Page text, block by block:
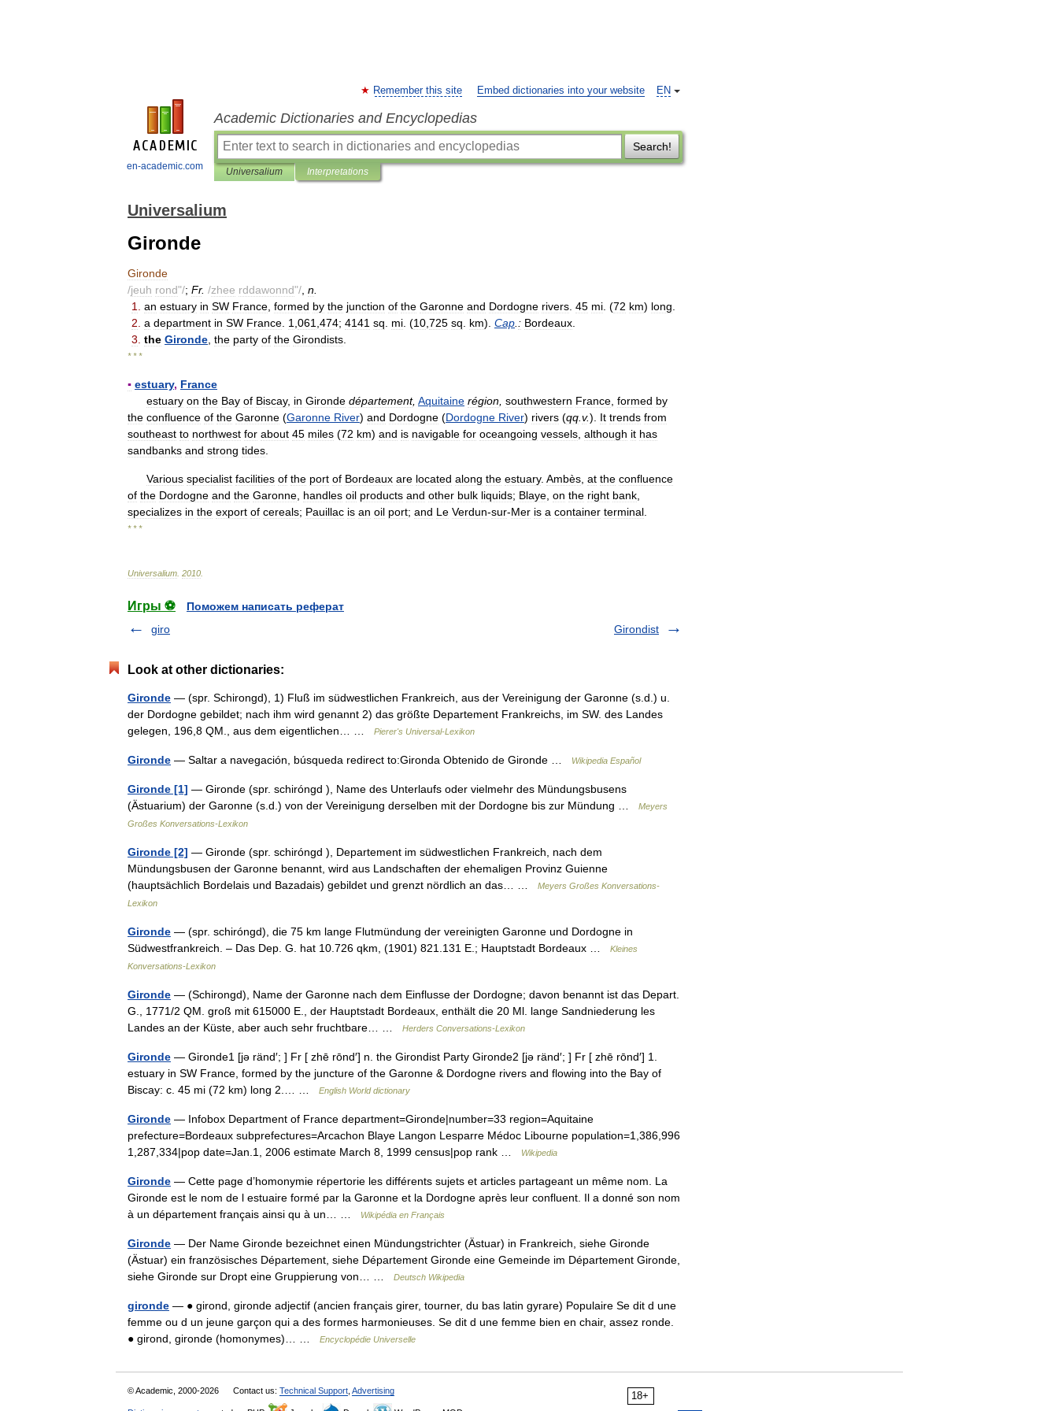
en-academic.com
EN
Remember this site Embed dictionaries into your website
Academic Dictionaries and Encyclopedias
Search!
Universalium Interpretations
Universalium
Gironde
Gironde
/jeuh rond"/; Fr. /zhee rddawonnd"/ n
1
an estuary in SW France formed by the junction of the Garonne and Dordogne rivers 45 mi . (72 km) long
2 a department in SW France 1 061 474; 4141 sq mi . (10 725 sq km). Cap : Bordeaux
3 the Gironde the party of the Girondists
* * *
▪ estuary, France
estuary on the Bay of Biscay, in Gironde département, Aquitaine région southwestern France formed by
the confluence of the Garonne (Garonne River) and Dordogne (Dordogne River) rivers (qq v.). It trends from
southeast to northwest for about 45 miles (72 km) and is navigable for oceangoing vessels although it has
sandbanks and strong tides
Various specialist facilities of the port of Bordeaux are located along the estuary. Ambès at the confluence
of the Dordogne and the Garonne handles oil products and other bulk liquids; Blaye on the right bank
specializes in the export of cereals; Pauillac is an oil port; and Le Verdun-sur-Mer is a container terminal
* * *
Universalium 2010
Игры ⚽
Поможем написать реферат
giro
Girondist
Look at other dictionaries:
Gironde — (spr. Schirongd), 1) Fluß im südwestlichen Frankreich, aus der Vereinigung der Garonne (s.d.) u.
der Dordogne gebildet; nach ihm wird genannt 2) das größte Departement Frankreichs, im SW. des Landes
gelegen, 196,8 QM., aus dem eigentlichen… …
Pierer's Universal-Lexikon
Gironde — Saltar a navegación, búsqueda redirect to:Gironda Obtenido de Gironde … Wikipedia Español
Gironde [1] — Gironde (spr. schiróngd ), Name des Unterlaufs oder vielmehr des Mündungsbusens
(Ästuarium) der Garonne (s.d.) von der Vereinigung derselben mit der Dordogne bis zur Mündung …
Meyers
Großes Konversations-Lexikon
Gironde [2] — Gironde (spr. schiróngd ), Departement im südwestlichen Frankreich, nach dem
Mündungsbusen der Garonne benannt, wird aus Landschaften der ehemaligen Provinz Guienne
(hauptsächlich Bordelais und Bazadais) gebildet und grenzt nördlich an das… …
Meyers Großes Konversations-
Lexikon
Gironde — (spr. schiróngd), die 75 km lange Flutmündung der vereinigten Garonne und Dordogne in
Südwestfrankreich. – Das Dep. G. hat 10.726 qkm, (1901) 821.131 E.; Hauptstadt Bordeaux …
Kleines
Konversations-Lexikon
Gironde — (Schirongd), Name der Garonne nach dem Einflusse der Dordogne; davon benannt ist das Depart.
G., 1771/2 QM. groß mit 615000 E., der Hauptstadt Bordeaux, enthält die 20 Ml. lange Sandniederung les
Landes an der Küste, aber auch sehr fruchtbare… …
Herders Conversations-Lexikon
Gironde — Gironde1 [jə ränd′; ] Fr [ zhē rōnd′] n. the Girondist Party Gironde2 [jə ränd′; ] Fr [ zhē rōnd′] 1.
estuary in SW France, formed by the juncture of the Garonne & Dordogne rivers and flowing into the Bay of
Biscay: c. 45 mi (72 km) long 2.… …
English World dictionary
Gironde — Infobox Department of France department=Gironde|number=33 region=Aquitaine
prefecture=Bordeaux subprefectures=Arcachon Blaye Langon Lesparre Médoc Libourne population=1,386,996
1,287,334|pop date=Jan.1, 2006 estimate March 8, 1999 census|pop rank …
Wikipedia
Gironde — Cette page d’homonymie répertorie les différents sujets et articles partageant un même nom. La
Gironde est le nom de l estuaire formé par la Garonne et la Dordogne après leur confluent. Il a donné son nom
à un département français ainsi qu à un… …
Wikipédia en Français
Gironde — Der Name Gironde bezeichnet einen Mündungstrichter (Ästuar) in Frankreich, siehe Gironde
(Ästuar) ein französisches Département, siehe Département Gironde eine Gemeinde im Département Gironde,
siehe Gironde sur Dropt eine Gruppierung von… …
Deutsch Wikipedia
gironde — ● girond, gironde adjectif (ancien français girer, tourner, du bas latin gyrare) Populaire Se dit d une
femme ou d un jeune garçon qui a des formes harmonieuses. Se dit d une femme bien en chair, assez ronde.
● girond, gironde (homonymes)… …
Encyclopédie Universelle
18+
© Academic, 2000-2026 Contact us: Technical Support Advertising